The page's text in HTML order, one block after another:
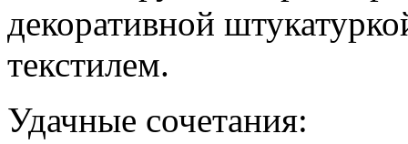
декоративной
текстилем.
Удачные сочетания: